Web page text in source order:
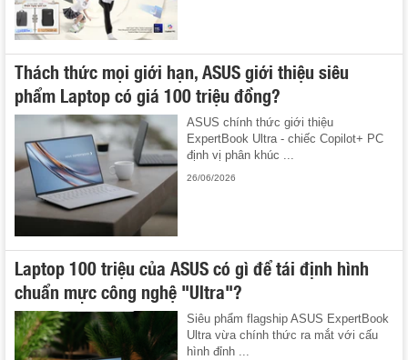
Thách thức mọi giới hạn, ASUS giới thiệu siêu
phẩm Laptop có giá 100 triệu đồng?
ASUS chính thức giới thiệu
ExpertBook Ultra - chiếc Copilot+ PC
định vị phân khúc ...
26/06/2026
Laptop 100 triệu của ASUS có gì để tái định hình
chuẩn mực công nghệ "Ultra"?
Siêu phẩm flagship ASUS ExpertBook
Ultra vừa chính thức ra mắt với cấu
hình đỉnh ...